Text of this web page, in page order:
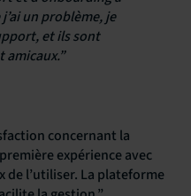
un problème, je
et ils sont
concernant la
expérience avec
de l’utiliser. La plateforme